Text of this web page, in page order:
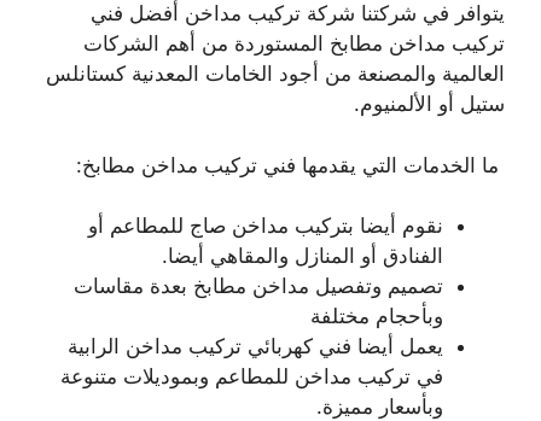
يتوافر في شركتنا شركة تركيب مداخن أفضل فني
تركيب مداخن مطابخ المستوردة من أهم الشركات
العالمية والمصنعة من أجود الخامات المعدنية كستانلس
ستيل أو الألمنيوم.
ما الخدمات التي يقدمها فني تركيب مداخن مطابخ:
نقوم أيضا بتركيب مداخن صاج للمطاعم أو
الفنادق أو المنازل والمقاهي أيضا.
تصميم وتفصيل مداخن مطابخ بعدة مقاسات
وبأحجام مختلفة
يعمل أيضا فني كهربائي تركيب مداخن الرابية
في تركيب مداخن للمطاعم وبموديلات متنوعة
وبأسعار مميزة.